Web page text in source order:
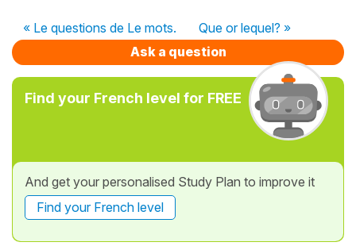
« Le questions de Le mots.
Que or lequel? »
Ask a question
Find your French level for FREE
And get your personalised Study Plan to improve it
Find your French level